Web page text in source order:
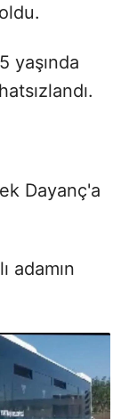
yaşında
Dayanç'a
adamın